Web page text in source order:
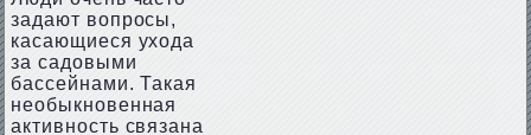
задают вопросы,
касающиеся ухода
за садовыми
бассейнами. Такая
необыкновенная
активность связана